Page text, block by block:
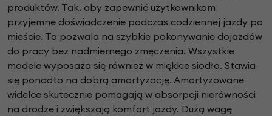
produktów. Tak, aby zapewnić użytkownikom
przyjemne doświadczenie podczas codziennej jazdy po
mieście. To pozwala na szybkie pokonywanie dojazdów
do pracy bez nadmiernego zmęczenia. Wszystkie
modele wyposaża się również w miękkie siodło. Stawia
się ponadto na dobrą amortyzację. Amortyzowane
widelce skutecznie pomagają w absorpcji nierówności
na drodze i zwiększają komfort jazdy. Dużą wagę